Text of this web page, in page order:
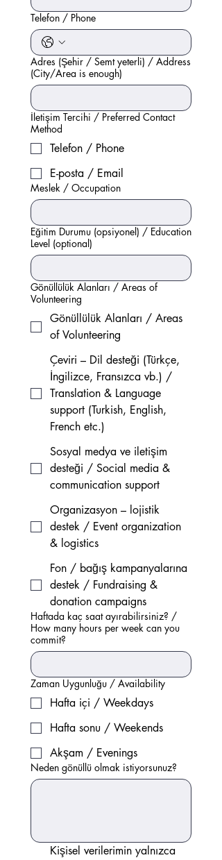
Telefon / Phone
Adres (Şehir / Semt yeterli) / Address
(City/Area is enough)
İletişim Tercihi / Preferred Contact
Method
Telefon / Phone
E-posta / Email
Meslek / Occupation
Eğitim Durumu (opsiyonel) / Education
Level (optional)
Gönüllülük Alanları / Areas of
Volunteering
Gönüllülük Alanları / Areas
of Volunteering
Çeviri – Dil desteği (Türkçe,
İngilizce, Fransızca vb.) /
Translation & Language
support (Turkish, English,
French etc.)
Sosyal medya ve iletişim
desteği / Social media &
communication support
Organizasyon – lojistik
destek / Event organization
& logistics
Fon / bağış kampanyalarına
destek / Fundraising &
donation campaigns
Haftada kaç saat ayırabilirsiniz? /
How many hours per week can you
commit?
Zaman Uygunluğu / Availability
Hafta içi / Weekdays
Hafta sonu / Weekends
Akşam / Evenings
Neden gönüllü olmak istiyorsunuz?
Kişisel verilerimin yalnızca